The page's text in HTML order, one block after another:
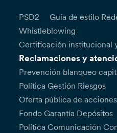
PSD2
Guía de estilo
Whistleblowing
Certificación institucional
Reclamaciones y
Prevención blanqueo
Política Gestión Riesgos
Oferta pública de acciones
Fondo Garantía Depósitos
Política Comunicación